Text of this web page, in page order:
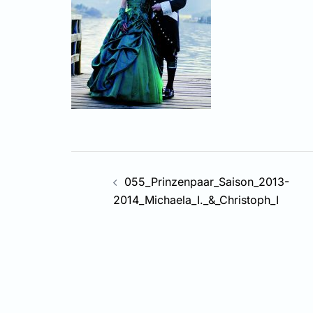
055_Prinzenpaar_Saison_2013-
2014_Michaela_I._&_Christoph_I